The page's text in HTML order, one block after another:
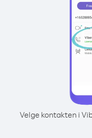
Velge kontakten i